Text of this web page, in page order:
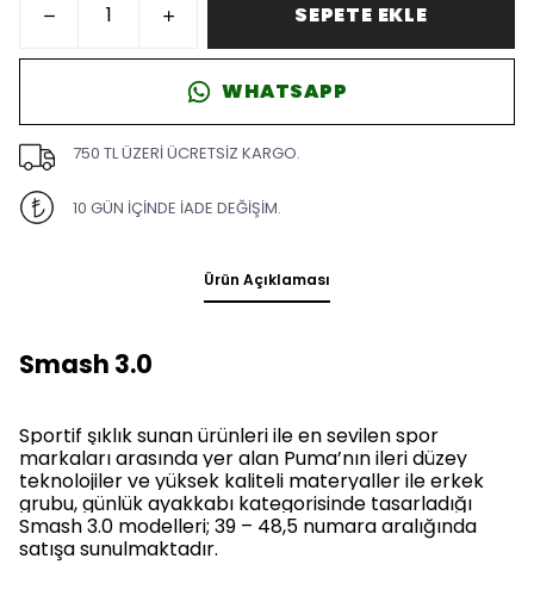
SEPETE EKLE
WHATSAPP
750 TL ÜZERİ ÜCRETSİZ KARGO.
10 GÜN İÇİNDE İADE DEĞİŞİM.
Ürün Açıklaması
Smash 3.0
Sportif şıklık sunan ürünleri ile en sevilen spor
markaları arasında yer alan Puma’nın ileri düzey
teknolojiler ve yüksek kaliteli materyaller ile erkek
grubu, günlük ayakkabı kategorisinde tasarladığı
Smash 3.0 modelleri; 39 – 48,5 numara aralığında
satışa sunulmaktadır.